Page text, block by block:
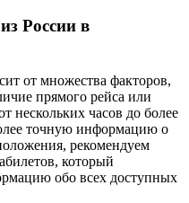
России в
от множества факторов,
прямого рейса или
нескольких часов до более
точную информацию о
рекомендуем
который
обо всех доступных